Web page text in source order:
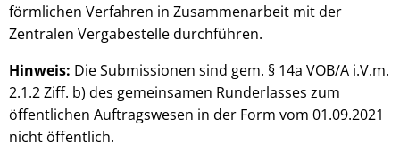
förmlichen Verfahren in Zusammenarbeit mit der
Zentralen Vergabestelle durchführen.
Hinweis: Die Submissionen sind gem. § 14a VOB/A i.V.m.
2.1.2 Ziff. b) des gemeinsamen Runderlasses zum
öffentlichen Auftragswesen in der Form vom 01.09.2021
nicht öffentlich.